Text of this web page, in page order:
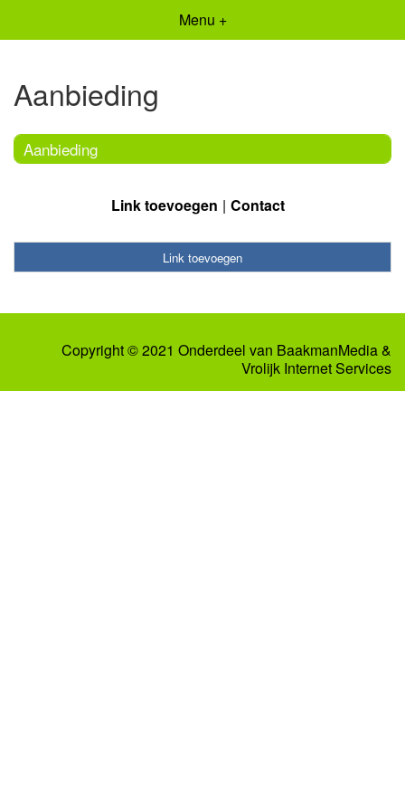
Menu +
Aanbieding
Aanbieding
Link toevoegen Contact
Link toevoegen
Copyright © 2021 Onderdeel van BaakmanMedia&
Vrolijk Internet Services